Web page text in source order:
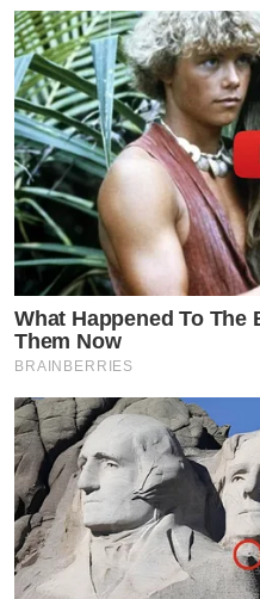
What Happened To The
Them Now
BRAINBERRIES